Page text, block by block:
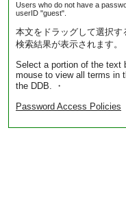
Users who do not have a
userID "guest".
本文をドラッグして選択す
検索結果が表示されます。
Select a portion of the text
mouse to view all terms in
the DDB. ・
Password Access Policies